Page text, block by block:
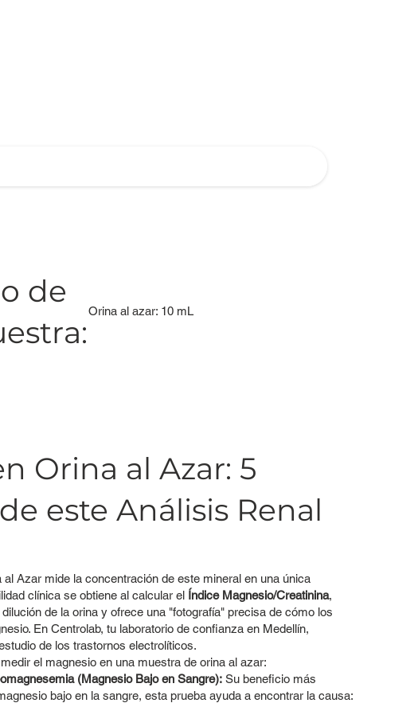
de
Orina al azar: 10 mL
Orina al Azar: 5
este Análisis Renal
Azar mide la concentración de este mineral en una única
clínica se obtiene al calcular el Índice Magnesio/Creatinina,
de la orina y ofrece una "fotografía" precisa de cómo los
En Centrolab, tu laboratorio de confianza en Medellín,
de los trastornos electrolíticos.
el magnesio en una muestra de orina al azar:
(Magnesio Bajo en Sangre): Su beneficio más
bajo en la sangre, esta prueba ayuda a encontrar la causa: